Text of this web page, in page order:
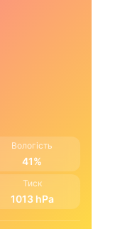
Вологість
41%
Тиск
1013 hPa